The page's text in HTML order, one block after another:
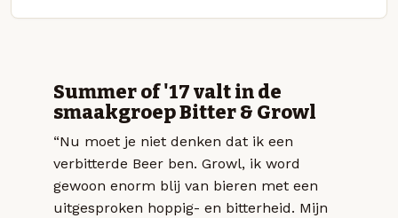
Summer of '17 valt in de
smaakgroep Bitter & Growl
“Nu moet je niet denken dat ik een
verbitterde Beer ben. Growl, ik word
gewoon enorm blij van bieren met een
uitgesproken hoppig- en bitterheid. Mijn